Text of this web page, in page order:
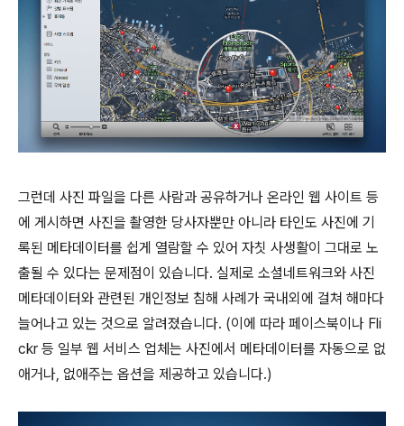
그런데 사진 파일을 다른 사람과 공유하거나 온라인 웹 사이트 등
에 게시하면 사진을 촬영한 당사자뿐만 아니라 타인도 사진에 기
록된 메타데이터를 쉽게 열람할 수 있어 자칫 사생활이 그대로 노
출될 수 있다는 문제점이 있습니다. 실제로 소셜네트워크와 사진
메타데이터와 관련된 개인정보 침해 사례가 국내외에 걸쳐 해마다
늘어나고 있는 것으로 알려졌습니다. (이에 따라 페이스북이나 Fli
ckr 등 일부 웹 서비스 업체는 사진에서 메타데이터를 자동으로 없
애거나, 없애주는 옵션을 제공하고 있습니다.)